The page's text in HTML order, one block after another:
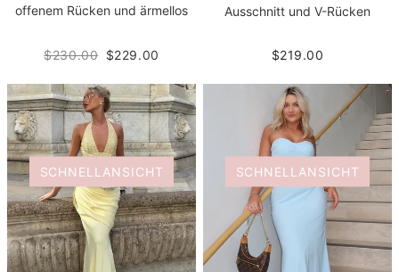
offenem Rücken und ärmellos
$230.00 $229.00
Ausschnitt und V-Rücken
$219.00
SCHNELLANSICHT SCHNELLANSICHT